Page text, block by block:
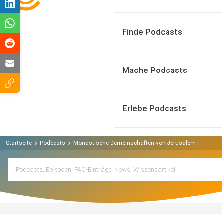
Finde Podcasts
Mache Podcasts
Erlebe Podcasts
Startseite Podcasts Monastische Gemeinschaften von Jerusalem | Köln